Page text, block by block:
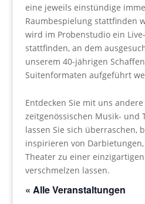
eine jeweils einstündige
Raumbespielung stattfinden
wird im Probenstudio ein
stattfinden, an dem
unserem 40-jährigen
Suitenformaten aufgeführt
Entdecken Sie mit uns
zeitgenössischen Musik- und
lassen Sie sich überraschen,
inspirieren von
Theater zu einer
verschmelzen lassen.
« Alle Veranstaltungen